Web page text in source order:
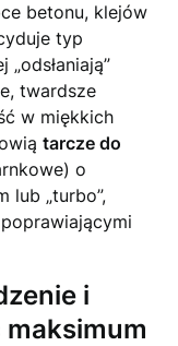
betonu, klejów
typ
twardsze
w miękkich
tarcze do
o
lub „turbo”,
i